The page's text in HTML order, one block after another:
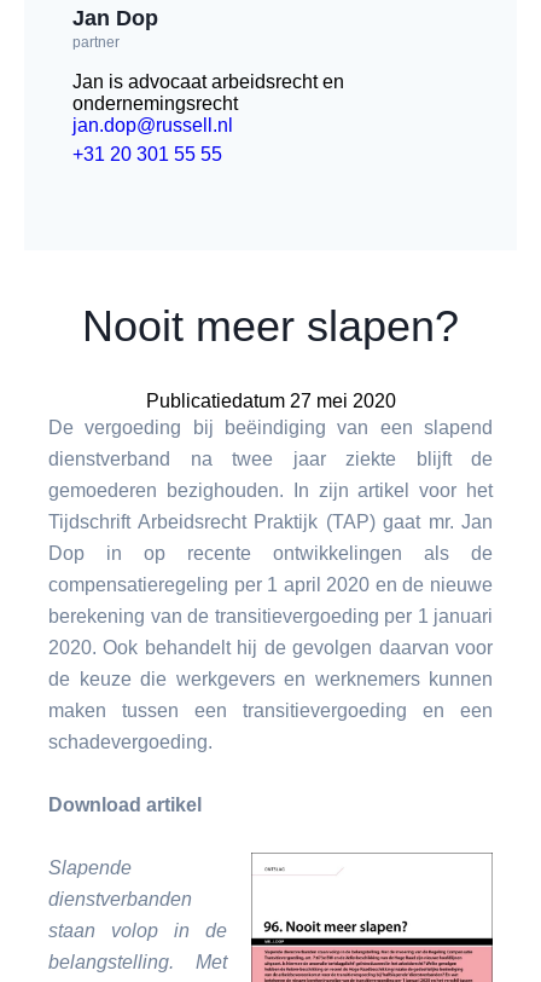
Jan Dop
partner
Jan is advocaat arbeidsrecht en
ondernemingsrecht
jan.dop@russell.nl
+31 20 301 55 55
Nooit meer slapen?
Publicatiedatum 27 mei 2020
De vergoeding bij beëindiging van een slapend
dienstverband na twee jaar ziekte blijft de
gemoederen bezighouden. In zijn artikel voor het
Tijdschrift Arbeidsrecht Praktijk (TAP) gaat mr. Jan
Dop in op recente ontwikkelingen als de
compensatieregeling per 1 april 2020 en de nieuwe
berekening van de transitievergoeding per 1 januari
2020. Ook behandelt hij de gevolgen daarvan voor
de keuze die werkgevers en werknemers kunnen
maken tussen een transitievergoeding en een
schadevergoeding.
Download artikel
Slapende
dienstverbanden
staan volop in de
belangstelling. Met